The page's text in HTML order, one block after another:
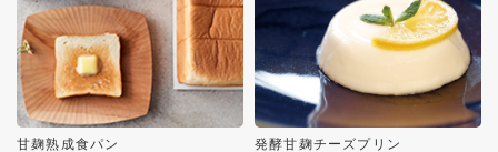
甘麹熟成食パン 発酵甘麹チーズプリン